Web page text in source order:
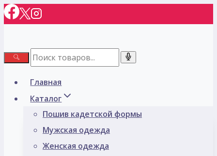
Перейти
к
Главная
Каталог
Пошив кадетской формы
Мужская одежда
Женская одежда